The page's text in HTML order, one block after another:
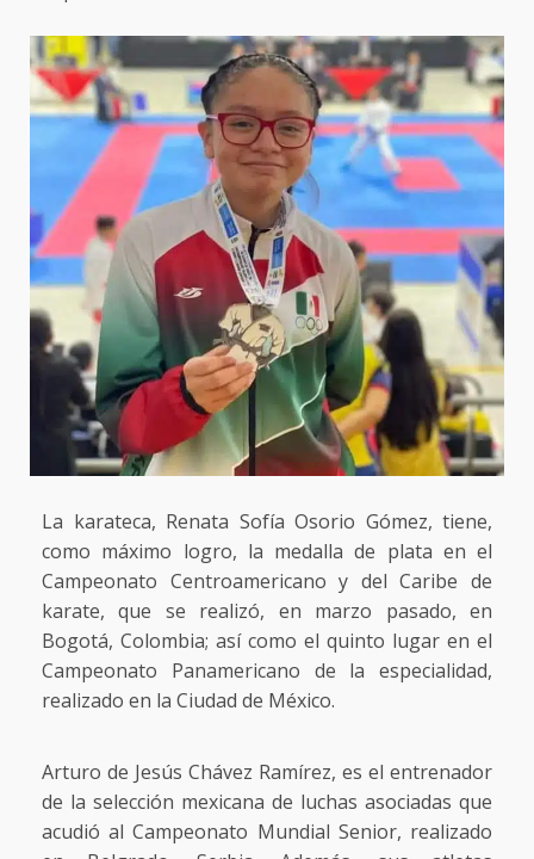
La karateca, Renata Sofía Osorio Gómez, tiene,
como máximo logro, la medalla de plata en el
Campeonato Centroamericano y del Caribe de
karate, que se realizó, en marzo pasado, en
Bogotá, Colombia; así como el quinto lugar en el
Campeonato Panamericano de la especialidad,
realizado en la Ciudad de México.
Arturo de Jesús Chávez Ramírez, es el entrenador
de la selección mexicana de luchas asociadas que
acudió al Campeonato Mundial Senior, realizado